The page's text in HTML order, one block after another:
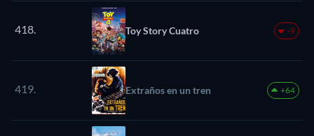
418. Toy Story Cuatro -9
419. Extraños en un tren +64